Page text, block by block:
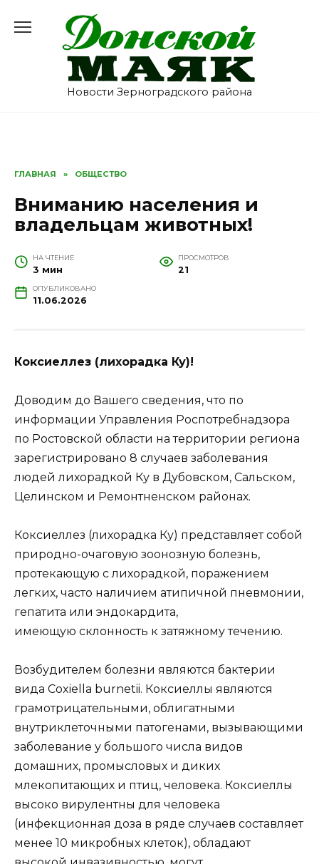
содержанию
Новости Зерноградского района
ГЛАВНАЯ » ОБЩЕСТВО
Вниманию населения и
владельцам животных!
НА ЧТЕНИЕ
3 мин
ПРОСМОТРОВ
21
ОПУБЛИКОВАНО
11.06.2026
Коксиеллез (лихорадка Ку)!
Доводим до Вашего сведения, что по
информации Управления Роспотребнадзора
по Ростовской области на территории региона
зарегистрировано 8 случаев заболевания
людей лихорадкой Ку в Дубовском, Сальском,
Целинском и Ремонтненском районах.
Коксиеллез (лихорадка Ку) представляет собой
природно-очаговую зоонозную болезнь,
протекающую с лихорадкой, поражением
легких, часто наличием атипичной пневмонии,
гепатита или эндокардита,
имеющую склонность к затяжному течению.
Возбудителем болезни являются бактерии
вида Coxiella burnetii. Коксиеллы являются
грамотрицательными, облигатными
внутриклеточными патогенами, вызывающими
заболевание у большого числа видов
домашних, промысловых и диких
млекопитающих и птиц, человека. Коксиеллы
высоко вирулентны для человека
(инфекционная доза в ряде случаев составляет
менее 10 микробных клеток), обладают